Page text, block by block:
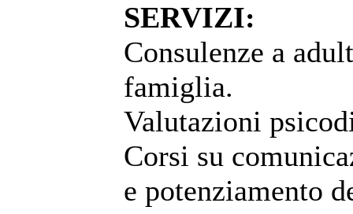
SERVIZI:
Consulenze a
famiglia.
Valutazioni
Corsi su
e potenziamento